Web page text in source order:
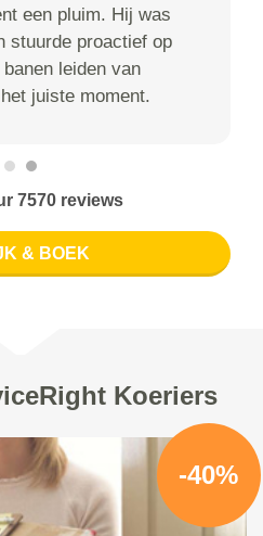
een pluim. Hij was
stuurde proactief op
leiden van
juiste moment.
7570 reviews
& BOEK
Koeriers
-40%